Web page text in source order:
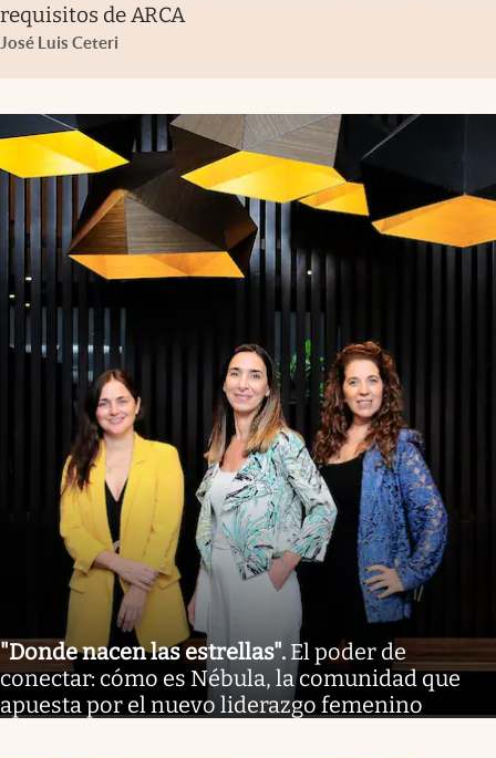
requisitos de ARCA
José Luis Ceteri
"Donde nacen las estrellas". El poder de
conectar: cómo es Nébula, la comunidad que
apuesta por el nuevo liderazgo femenino